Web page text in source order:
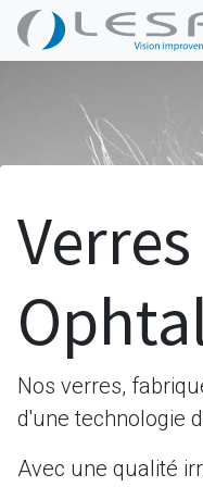
Verres
Nos verres,
d'une technologie
Avec une qualité